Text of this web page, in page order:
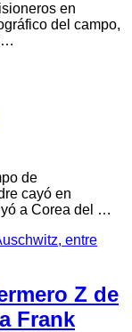
en
del campo,
de
cayó en
a Corea del …
Z de
Frank